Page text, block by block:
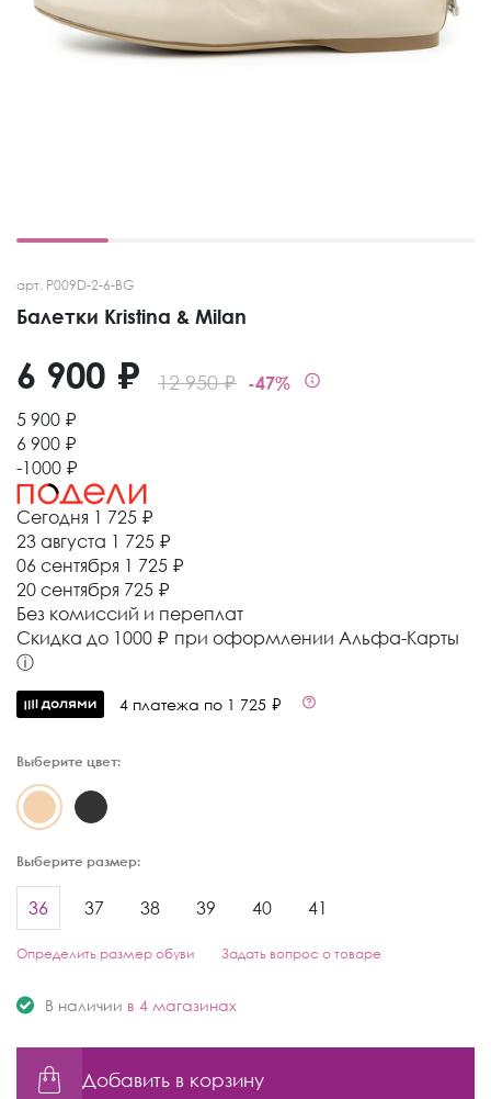
арт. P009D-2-6-BG
Балетки Kristina & Milan
12 950 ₽ -47%
6 900 ₽
5 900 ₽
6 900 ₽
-1000 ₽
Сегодня 1 725 ₽
23 августа 1 725 ₽
06 сентября 1 725 ₽
20 сентября 725 ₽
Без комиссий и переплат
Cкидка до 1000 ₽ при оформлении Альфа-Карты
ⓘ
4 платежа по 1 725 ₽
Выберите цвет:
Выберите размер:
36 37 38 39 40 41
Определить размер обуви Задать вопрос о товаре
В наличии в 4 магазинах
Добавить в корзину